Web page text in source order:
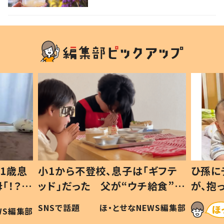
歳息
？」
編集部
小1から不登校、息子は「ギフテ
ッド」だった 父が“ウチ給食”を
作り続ける理由とは #令和の親
#令和の子
SNSで話題 ほ・とせなNEWS編集部
ひ孫
が、
「涙が
い」